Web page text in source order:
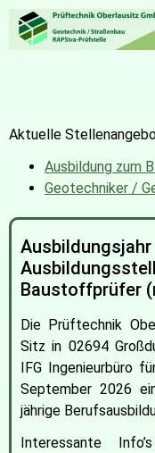
Aktuelle
Ausbildung zum
Geotechniker /
Baustoffprüfer
Die Prüftechnik
Sitz in 02694
IFG Ingenieurbüro
September 2026
jährige
Interessante